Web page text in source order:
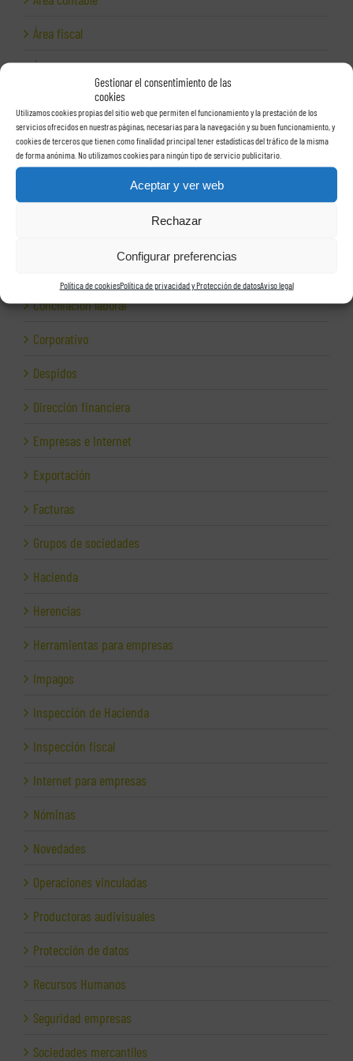
Gestionar el consentimiento de las
cookies
Utilizamos cookies propias del sitio web que permiten el funcionamiento y la prestación de los
servicios ofrecidos en nuestras páginas, necesarias para la navegación y su buen funcionamiento, y
cookies de terceros que tienen como finalidad principal tener estadísticas del tráfico de la misma
de forma anónima. No utilizamos cookies para ningún tipo de servicio publicitario.
Aceptar y ver web
Rechazar
Configurar preferencias
Política de cookiesPolítica de privacidad y Protección de datosAviso legal
Área fiscal
Área jurídica
Auditoría laboral
Auditorías
Autónomos
Conciliación laboral
Corporativo
Despidos
Dirección financiera
Empresas e Internet
Exportación
Facturas
Grupos de sociedades
Hacienda
Herencias
Herramientas para empresas
Impagos
Inspección de Hacienda
Inspección fiscal
Internet para empresas
Nóminas
Novedades
Operaciones vinculadas
Productoras audivisuales
Protección de datos
Recursos Humanos
Seguridad empresas
Sociedades mercantiles